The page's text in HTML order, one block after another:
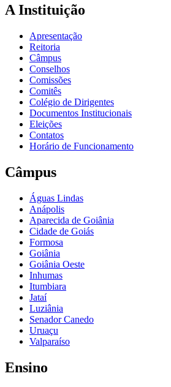
A Instituição
Apresentação
Reitoria
Câmpus
Conselhos
Comissões
Comitês
Colégio de Dirigentes
Documentos Institucionais
Eleições
Contatos
Horário de Funcionamento
Câmpus
Águas Lindas
Anápolis
Aparecida de Goiânia
Cidade de Goiás
Formosa
Goiânia
Goiânia Oeste
Inhumas
Itumbiara
Jataí
Luziânia
Senador Canedo
Uruaçu
Valparaíso
Ensino